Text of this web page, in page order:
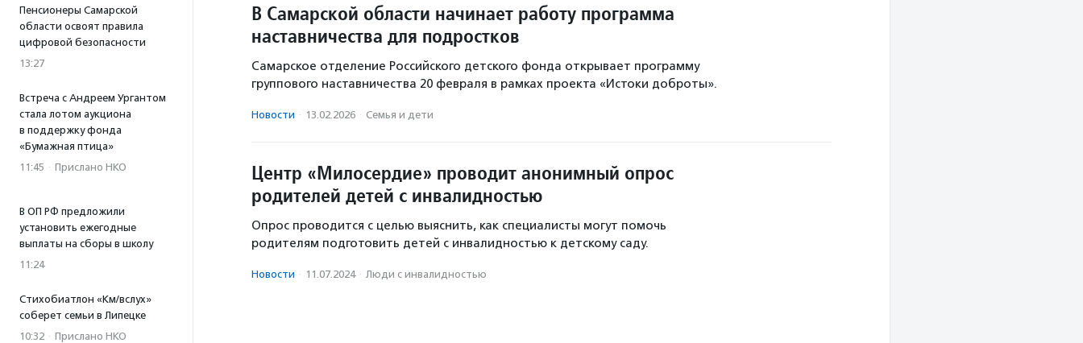
Пенсионеры Самарской
области освоят правила
цифровой безопасности
13:27
Встреча с Андреем Ургантом
стала лотом аукциона
в поддержку фонда
«Бумажная птица»
11:45 · Прислано НКО
В ОП РФ предложили
установить ежегодные
выплаты на сборы в школу
11:24
Стихобиатлон «Км/вслух»
соберет семьи в Липецке
10:32 · Прислано НКО
В Самарской области начинает работу программа
наставничества для подростков
Самарское отделение Российского детского фонда открывает программу
группового наставничества 20 февраля в рамках проекта «Истоки доброты».
Новости · 13.02.2026 · Семья и дети
Центр «Милосердие» проводит анонимный опрос
родителей детей с инвалидностью
Опрос проводится с целью выяснить, как специалисты могут помочь
родителям подготовить детей с инвалидностью к детскому саду.
Новости · 11.07.2024 · Люди с инвалидностью